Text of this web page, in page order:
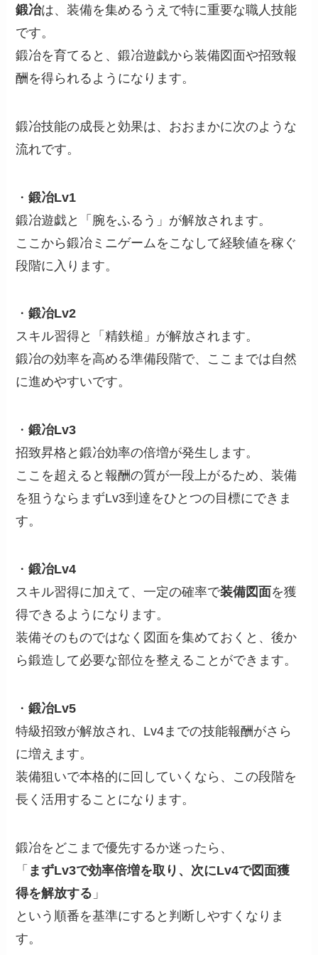
鍛冶は、装備を集めるうえで特に重要な職人技能
です。
鍛冶を育てると、鍛冶遊戯から装備図面や招致報
酬を得られるようになります。
鍛冶技能の成長と効果は、おおまかに次のような
流れです。
・鍛冶Lv1
鍛冶遊戯と「腕をふるう」が解放されます。
ここから鍛冶ミニゲームをこなして経験値を稼ぐ
段階に入ります。
・鍛冶Lv2
スキル習得と「精鉄槌」が解放されます。
鍛冶の効率を高める準備段階で、ここまでは自然
に進めやすいです。
・鍛冶Lv3
招致昇格と鍛冶効率の倍増が発生します。
ここを超えると報酬の質が一段上がるため、装備
を狙うならまずLv3到達をひとつの目標にできま
す。
・鍛冶Lv4
スキル習得に加えて、一定の確率で装備図面を獲
得できるようになります。
装備そのものではなく図面を集めておくと、後か
ら鍛造して必要な部位を整えることができます。
・鍛冶Lv5
特級招致が解放され、Lv4までの技能報酬がさら
に増えます。
装備狙いで本格的に回していくなら、この段階を
長く活用することになります。
鍛冶をどこまで優先するか迷ったら、
「 まずLv3で効率倍増を取り、次にLv4で図面獲
得を解放する 」
という順番を基準にすると判断しやすくなりま
す。